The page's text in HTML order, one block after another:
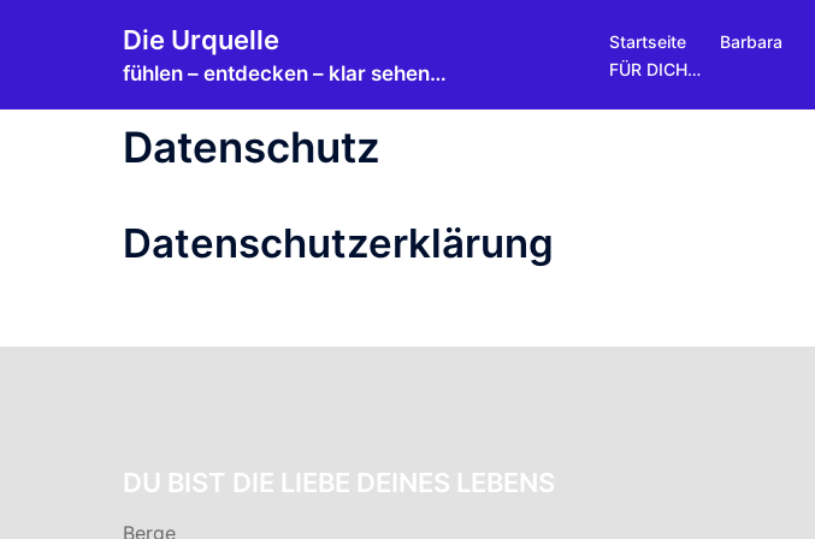
Die Urquelle
fühlen – entdecken – klar sehen…
Startseite Barbara
FÜR DICH…
Datenschutz
Datenschutzerklärung
DU BIST DIE LIEBE DEINES LEBENS
Berge